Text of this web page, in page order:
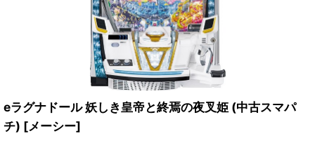
eラグナドール 妖しき皇帝と終焉の夜叉姫 (中古スマパ
チ) [メーシー]